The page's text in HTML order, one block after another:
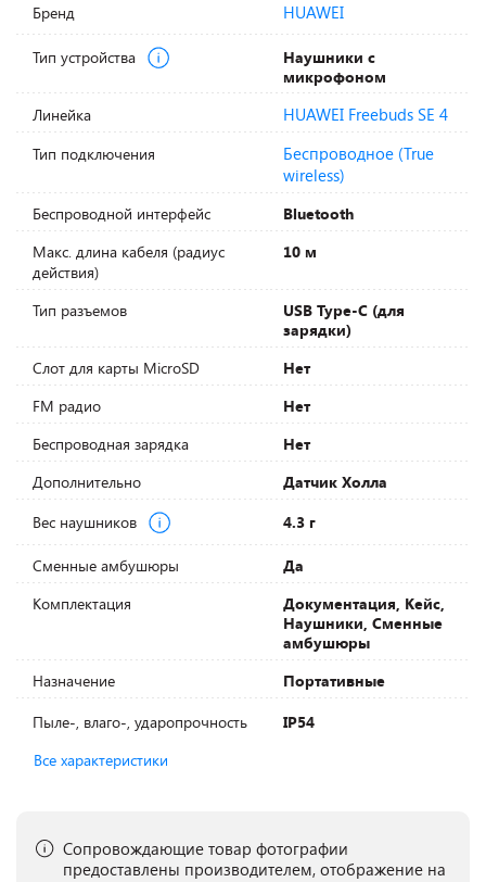
Бренд HUAWEI
Тип устройства
Наушники с
микрофоном
Линейка
HUAWEI Freebuds SE 4
Тип подключения
Беспроводное (True
wireless)
Беспроводной интерфейс
Bluetooth
Макс. длина кабеля (радиус
действия)
10 м
Тип разъемов
USB Type-C (для
зарядки)
Слот для карты MicroSD
Нет
FM радио
Нет
Беспроводная зарядка
Нет
Дополнительно
Датчик Холла
Вес наушников
4.3 г
Сменные амбушюры
Да
Комплектация
Документация, Кейс,
Наушники, Сменные
амбушюры
Назначение
Портативные
Пыле-, влаго-, ударопрочность
IP54
Все характеристики
Сопровождающие товар фотографии
предоставлены производителем, отображение на